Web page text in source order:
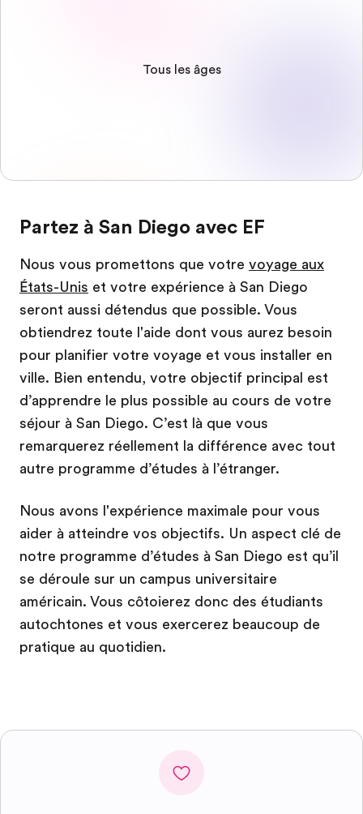
Tous les âges
Partez à San Diego avec EF
Nous vous promettons que votre voyage aux
États-Unis et votre expérience à San Diego
seront aussi détendus que possible. Vous
obtiendrez toute l'aide dont vous aurez besoin
pour planifier votre voyage et vous installer en
ville. Bien entendu, votre objectif principal est
d’apprendre le plus possible au cours de votre
séjour à San Diego. C’est là que vous
remarquerez réellement la différence avec tout
autre programme d’études à l’étranger.
Nous avons l'expérience maximale pour vous
aider à atteindre vos objectifs. Un aspect clé de
notre programme d’études à San Diego est qu’il
se déroule sur un campus universitaire
américain. Vous côtoierez donc des étudiants
autochtones et vous exercerez beaucoup de
pratique au quotidien.